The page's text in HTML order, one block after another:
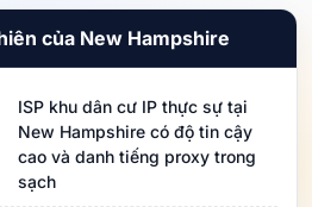
của New Hampshire
ISP khu dân cư IP thực sự tại
New Hampshire có độ tin cậy
cao và danh tiếng proxy trong
sạch